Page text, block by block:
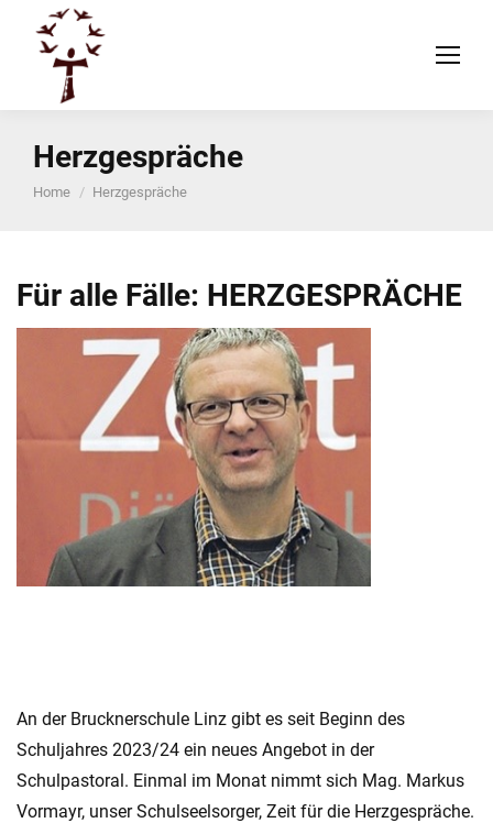
Herzgespräche
You are here:
Home Herzgespräche
Für alle Fälle: HERZGESPRÄCHE
An der Brucknerschule Linz gibt es seit Beginn des
Schuljahres 2023/24 ein neues Angebot in der
Schulpastoral. Einmal im Monat nimmt sich Mag. Markus
Vormayr, unser Schulseelsorger, Zeit für die Herzgespräche.